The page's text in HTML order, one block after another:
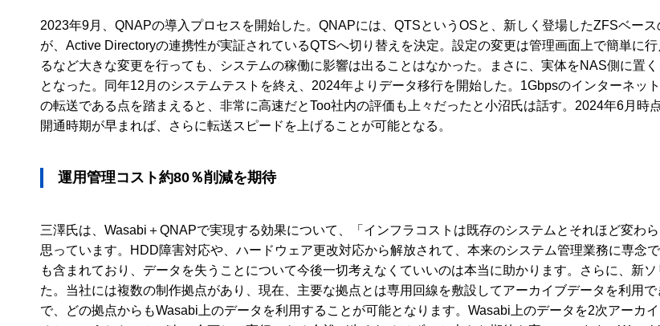
2023年9月、QNAPの導入プロセスを開始した。QNAPには、QTSというOSと、新しく登場したZFSベー
が、Active Directoryの連携性が実証されているQTSへ切り替えを決定。設定の変更は管理画面上で簡単に
るなど大きな変更を行っても、システムの稼働に影響は出ることはなかった。まさに、実体をNAS側に置
となった。同年12月のシステムテストを終え、2024年よりデータ移行を開始した。1Gbpsのインターネ
の転送である点を踏まえると、非常に高速だとToo社内の評価も上々だったと小沼氏は話す。2024年6月
開通時期が早まれば、さらに転送スピードを上げることが可能となる。
運用管理コスト約80％削減を期待
三澤氏は、Wasabi＋QNAPで実現する効果について、「インフラコストは既存のシステムとそれほど変わ
思っています。HDD障害対応や、ハードウェア更改対応から解放されて、本来のシステム管理業務に専念
も含まれており、データを失うことについて今後一切考えなくていいのは本当に助かります。さらに、新
た。当社には複数の制作拠点があり、現在、主要な拠点とは専用回線を敷設してアーカイブデータを利用
で、どの拠点からもWasabi上のデータを利用することが可能となります。Wasabi上のデータを2次アーカ